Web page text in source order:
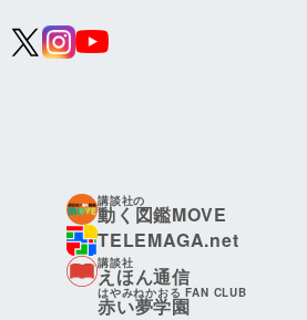
講談社の
動く図鑑MOVE
TELEMAGA.net
講談社
えほん通信
はやみねかおる FAN CLUB
赤い夢学園